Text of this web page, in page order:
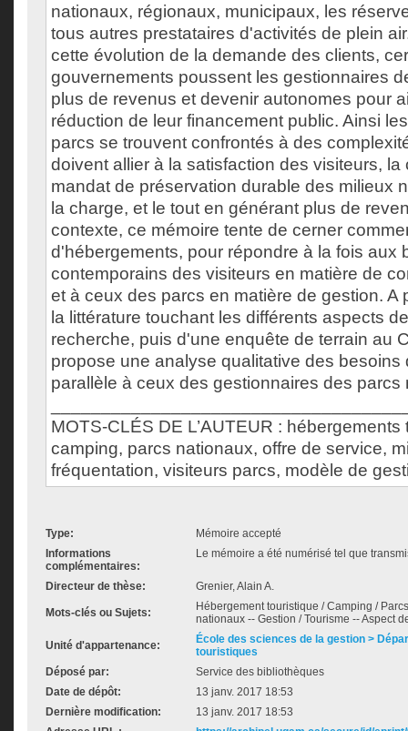
nationaux, régionaux, municipaux, les
tous autres prestataires d'activités de plein
cette évolution de la demande des clients,
gouvernements poussent les gestionnaires
plus de revenus et devenir autonomes pour
réduction de leur financement public. Ainsi
parcs se trouvent confrontés à des
doivent allier à la satisfaction des visiteurs, la
mandat de préservation durable des milieux
la charge, et le tout en générant plus de
contexte, ce mémoire tente de cerner
d'hébergements, pour répondre à la fois aux
contemporains des visiteurs en matière de
et à ceux des parcs en matière de gestion. A
la littérature touchant les différents aspects
recherche, puis d'une enquête de terrain au
propose une analyse qualitative des besoins
parallèle à ceux des gestionnaires des parcs
MOTS-CLÉS DE L’AUTEUR : hébergements
camping, parcs nationaux, offre de service,
fréquentation, visiteurs parcs, modèle de
Type:
Mémoire accepté
Informations
complémentaires:
Le mémoire a été numérisé tel que
Directeur de thèse: Grenier, Alain A.
Mots-clés ou Sujets:
Hébergement touristique / Camping /
nationaux -- Gestion / Tourisme -- Aspect
Unité d'appartenance:
École des sciences de la gestion >
touristiques
Déposé par:
Service des bibliothèques
Date de dépôt:
13 janv. 2017 18:53
Dernière modification:
13 janv. 2017 18:53